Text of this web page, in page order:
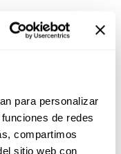
para personalizar
de redes
compartimos
sitio web con
nos enseñan